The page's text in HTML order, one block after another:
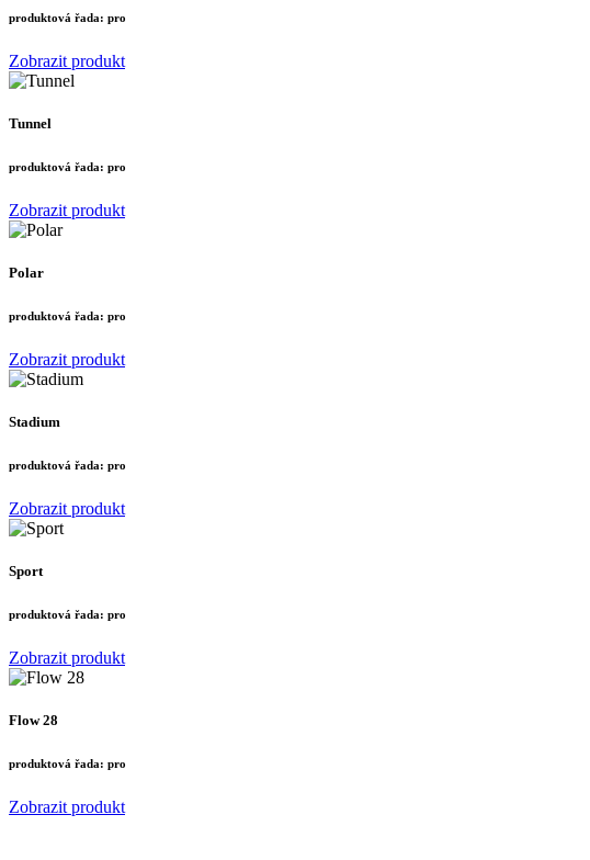
produktová řada: pro
Zobrazit produkt
Tunnel
produktová řada: pro
Zobrazit produkt
Polar
produktová řada: pro
Zobrazit produkt
Stadium
produktová řada: pro
Zobrazit produkt
Sport
produktová řada: pro
Zobrazit produkt
Flow 28
produktová řada: pro
Zobrazit produkt